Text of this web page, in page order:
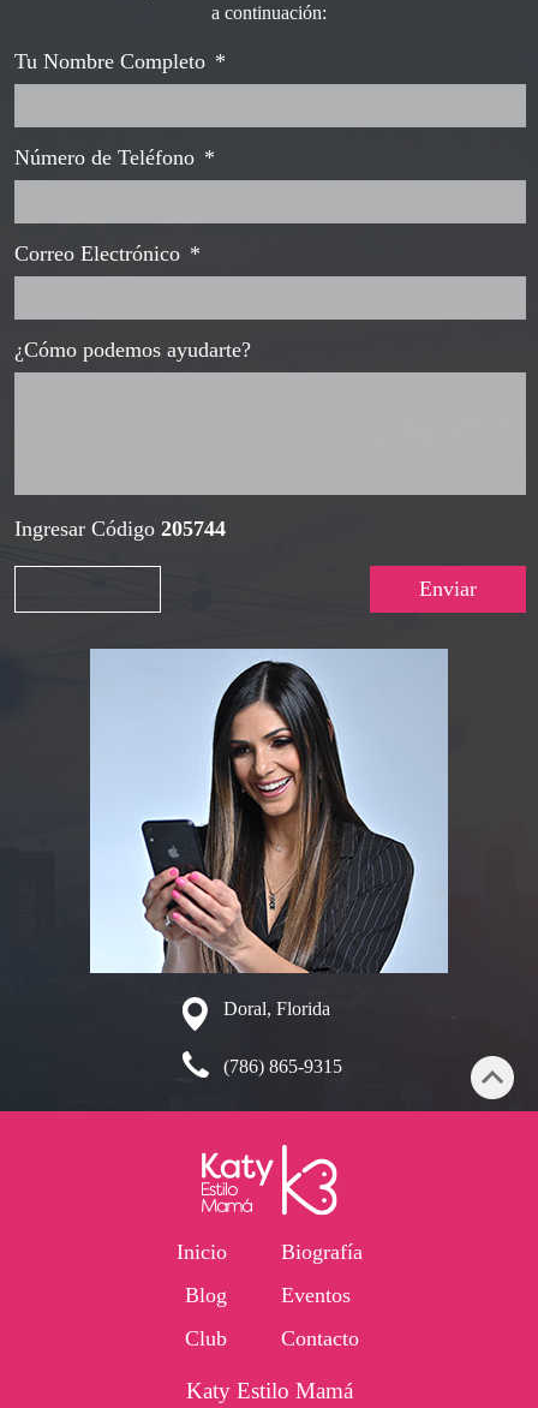
a continuación:
*
Tu Nombre Completo
*
Número de Teléfono
*
Correo Electrónico
¿Cómo podemos ayudarte?
Ingresar Código 205744
Doral, Florida
(786) 865-9315
Inicio
Blog
Club
Biografía
Eventos
Contacto
Katy Estilo Mamá